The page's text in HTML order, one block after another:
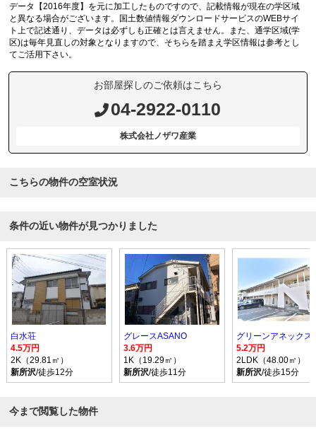
データ【2016年度】を元に加工したものですので、記載情報が現在の学区域
と異なる場合がございます。国土数値情報ダウンロードサービスのWEBサイ
ト上で記述通り、データは必ずしも正確とは言えません。また、通学区域(学
区)は毎年見直しの対象となりますので、そちらを踏まえ学区情報は参考とし
てご活用下さい。
お部屋探しのご依頼はこちら
04-2922-0110
株式会社ノザワ産業
こちらの物件の空室状況
条件の近い物件が見つかりました
白水荘
4.5万円
2K（29.81㎡）
新所沢/徒歩12分
グレースASANO
3.6万円
1K（19.29㎡）
新所沢/徒歩11分
グリーンアネックス
5.2万円
2LDK（48.00㎡）
新所沢/徒歩15分
今まで閲覧した物件